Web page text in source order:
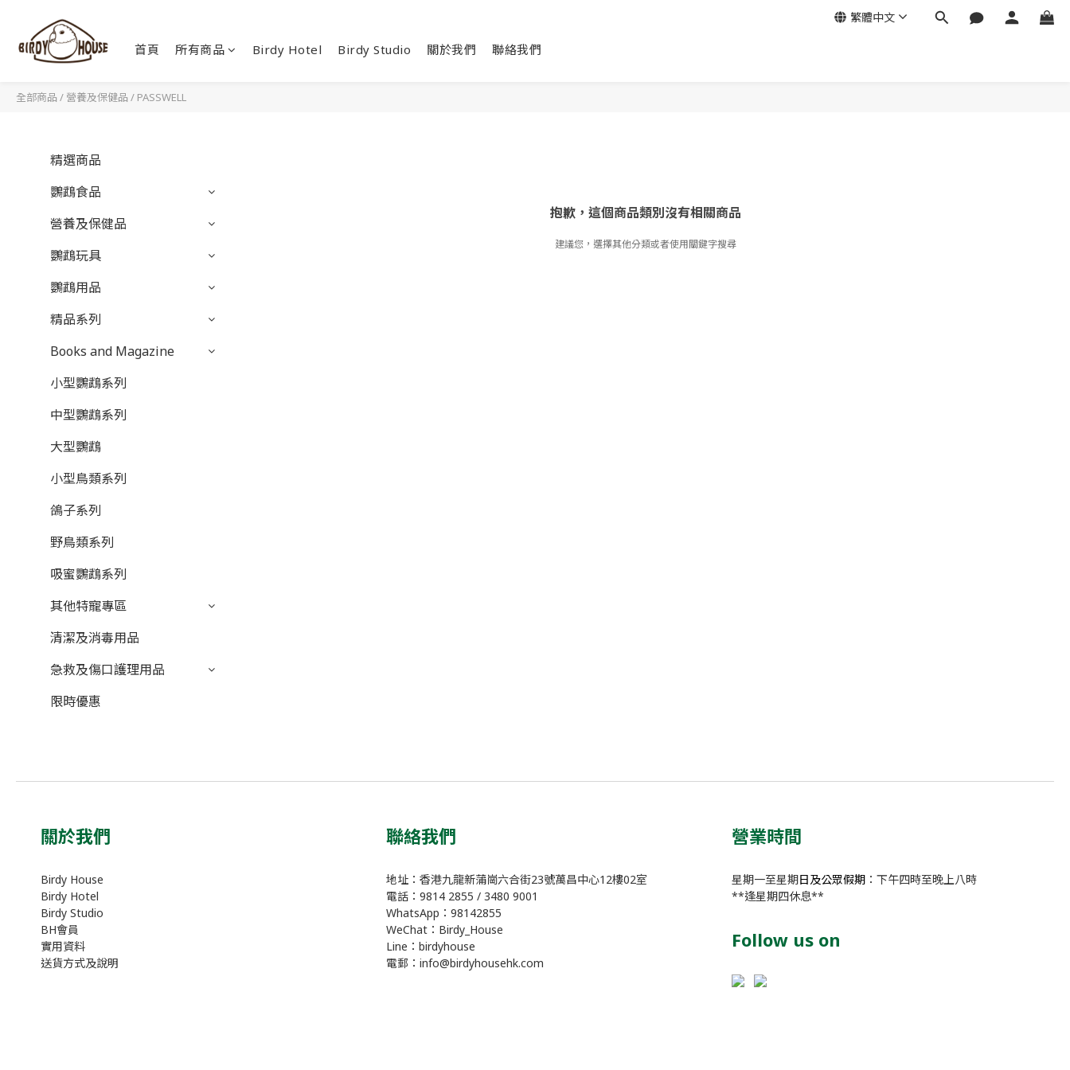
首頁 所有商品 Birdy Hotel Birdy Studio 關於我們 聯絡我們
繁體中文
全部商品 / 營養及保健品 / PASSWELL
精選商品
鸚鵡食品
營養及保健品
鸚鵡玩具
鸚鵡用品
精品系列
Books and Magazine
小型鸚鵡系列
中型鸚鵡系列
大型鸚鵡
小型鳥類系列
鴿子系列
野鳥類系列
吸蜜鸚鵡系列
其他特寵專區
清潔及消毒用品
急救及傷口護理用品
限時優惠
抱歉，這個商品類別沒有相關商品
建議您，選擇其他分類或者使用關鍵字搜尋
關於我們
Birdy House
Birdy Hotel
Birdy Studio
BH會員
實用資料
送貨方式及說明
聯絡我們
地址：香港九龍新蒲崗六合街23號萬昌中心12樓02室
電話：9814 2855 / 3480 9001
WhatsApp：98142855
WeChat：Birdy_House
Line：birdyhouse
電郵：info@birdyhousehk.com
營業時間
星期一至星期日及公眾假期 ：下午四時至晚上八時
**逢星期四休息**
Follow us on